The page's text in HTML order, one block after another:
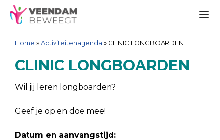
Ga
naar
inhoud
Spring
naar
navigatie
Sitemap
Ga
naar
inhoud
Home »Activiteitenagenda » CLINIC LONGBOARDEN
CLINIC LONGBOARDEN
Wil jij leren longboarden?
Geef je op en doe mee!
Datum en aanvangstijd: